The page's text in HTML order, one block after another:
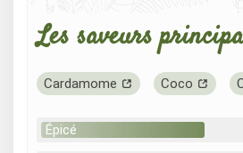
Les saveurs
Cardamome Coco
Épicé